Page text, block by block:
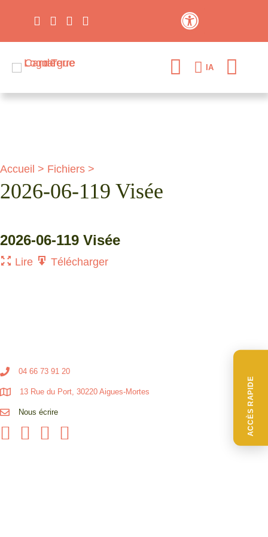
ACCÈS RAPIDE
IA
Accueil > Fichiers >
2026-06-119 Visée
2026-06-119 Visée
Lire Télécharger
04 66 73 91 20
13 Rue du Port, 30220 Aigues-Mortes
Nous écrire